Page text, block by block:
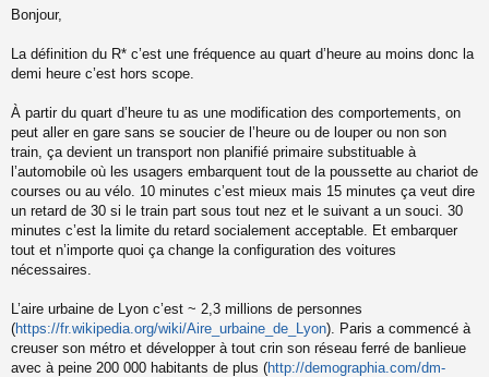
e
s
g
n
o
n
u
Bonjour,
La définition du R* c’est une fréquence au quart d’heure au moins donc la
demi heure c’est hors scope.
À partir du quart d’heure tu as une modification des comportements, on
peut aller en gare sans se soucier de l’heure ou de louper ou non son
train, ça devient un transport non planifié primaire substituable à
l’automobile où les usagers embarquent tout de la poussette au chariot de
courses ou au vélo. 10 minutes c’est mieux mais 15 minutes ça veut dire
un retard de 30 si le train part sous tout nez et le suivant a un souci. 30
minutes c’est la limite du retard socialement acceptable. Et embarquer
tout et n’importe quoi ça change la configuration des voitures
nécessaires.
L’aire urbaine de Lyon c’est ~ 2,3 millions de personnes
(https://fr.wikipedia.org/wiki/Aire_urbaine_de_Lyon). Paris a commencé à
creuser son métro et développer à tout crin son réseau ferré de banlieue
avec à peine 200 000 habitants de plus (http://demographia.com/dm-